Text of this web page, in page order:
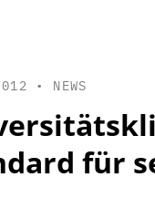
• NEWS
für